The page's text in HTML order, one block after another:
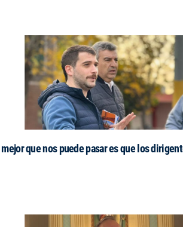
que nos puede pasar es que los